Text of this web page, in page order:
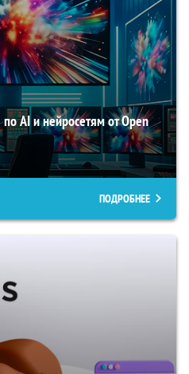
AI и нейросетям от Open
ПОДРОБНЕЕ